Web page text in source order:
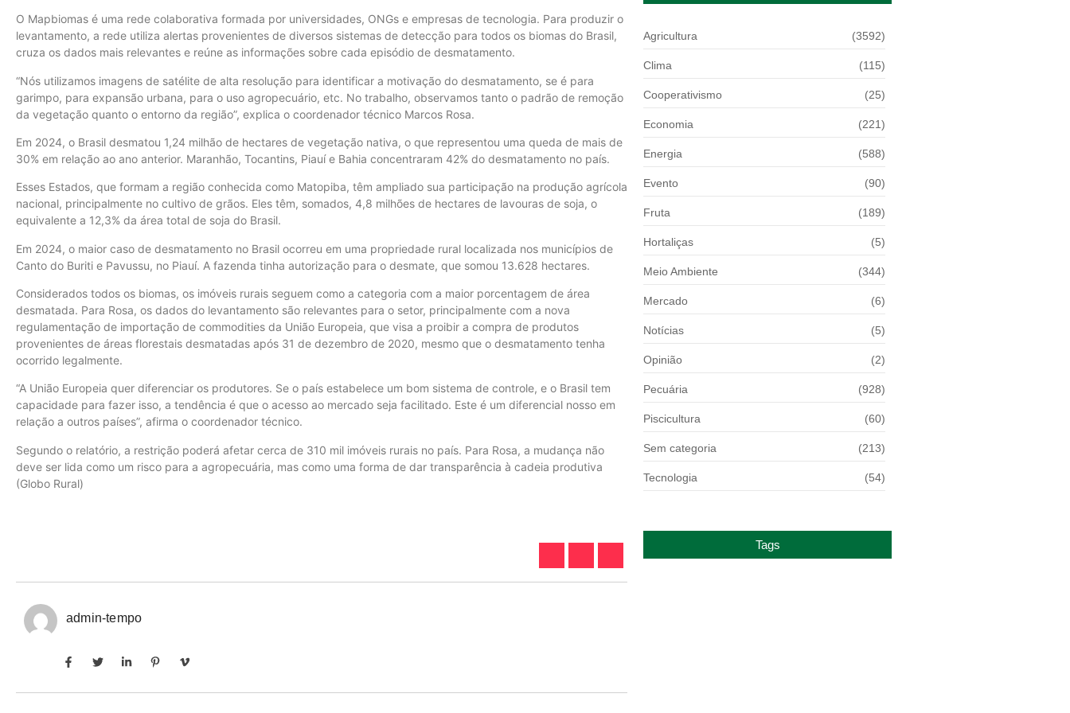
O Mapbiomas é uma rede colaborativa formada por universidades, ONGs e empresas de tecnologia. Para produzir o
levantamento, a rede utiliza alertas provenientes de diversos sistemas de detecção para todos os biomas do Brasil,
cruza os dados mais relevantes e reúne as informações sobre cada episódio de desmatamento.
“Nós utilizamos imagens de satélite de alta resolução para identificar a motivação do desmatamento, se é para
garimpo, para expansão urbana, para o uso agropecuário, etc. No trabalho, observamos tanto o padrão de remoção
da vegetação quanto o entorno da região”, explica o coordenador técnico Marcos Rosa.
Em 2024, o Brasil desmatou 1,24 milhão de hectares de vegetação nativa, o que representou uma queda de mais de
30% em relação ao ano anterior. Maranhão, Tocantins, Piauí e Bahia concentraram 42% do desmatamento no país.
Esses Estados, que formam a região conhecida como Matopiba, têm ampliado sua participação na produção agrícola
nacional, principalmente no cultivo de grãos. Eles têm, somados, 4,8 milhões de hectares de lavouras de soja, o
equivalente a 12,3% da área total de soja do Brasil.
Em 2024, o maior caso de desmatamento no Brasil ocorreu em uma propriedade rural localizada nos municípios de
Canto do Buriti e Pavussu, no Piauí. A fazenda tinha autorização para o desmate, que somou 13.628 hectares.
Considerados todos os biomas, os imóveis rurais seguem como a categoria com a maior porcentagem de área
desmatada. Para Rosa, os dados do levantamento são relevantes para o setor, principalmente com a nova
regulamentação de importação de commodities da União Europeia, que visa a proibir a compra de produtos
provenientes de áreas florestais desmatadas após 31 de dezembro de 2020, mesmo que o desmatamento tenha
ocorrido legalmente.
“A União Europeia quer diferenciar os produtores. Se o país estabelece um bom sistema de controle, e o Brasil tem
capacidade para fazer isso, a tendência é que o acesso ao mercado seja facilitado. Este é um diferencial nosso em
relação a outros países”, afirma o coordenador técnico.
Segundo o relatório, a restrição poderá afetar cerca de 310 mil imóveis rurais no país. Para Rosa, a mudança não
deve ser lida como um risco para a agropecuária, mas como uma forma de dar transparência à cadeia produtiva
(Globo Rural)
admin-tempo
Agricultura (3592)
Clima (115)
Cooperativismo (25)
Economia (221)
Energia (588)
Evento (90)
Fruta (189)
Hortaliças (5)
Meio Ambiente (344)
Mercado (6)
Notícias (5)
Opinião (2)
Pecuária (928)
Piscicultura (60)
Sem categoria (213)
Tecnologia (54)
Tags